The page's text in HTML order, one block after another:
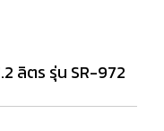
ลิตร รุ่น SR-972